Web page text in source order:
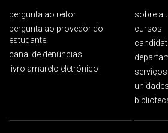
pergunta ao reitor
pergunta ao provedor do
estudante
canal de denúncias
livro amarelo eletrónico
sobre a
cursos
serviços